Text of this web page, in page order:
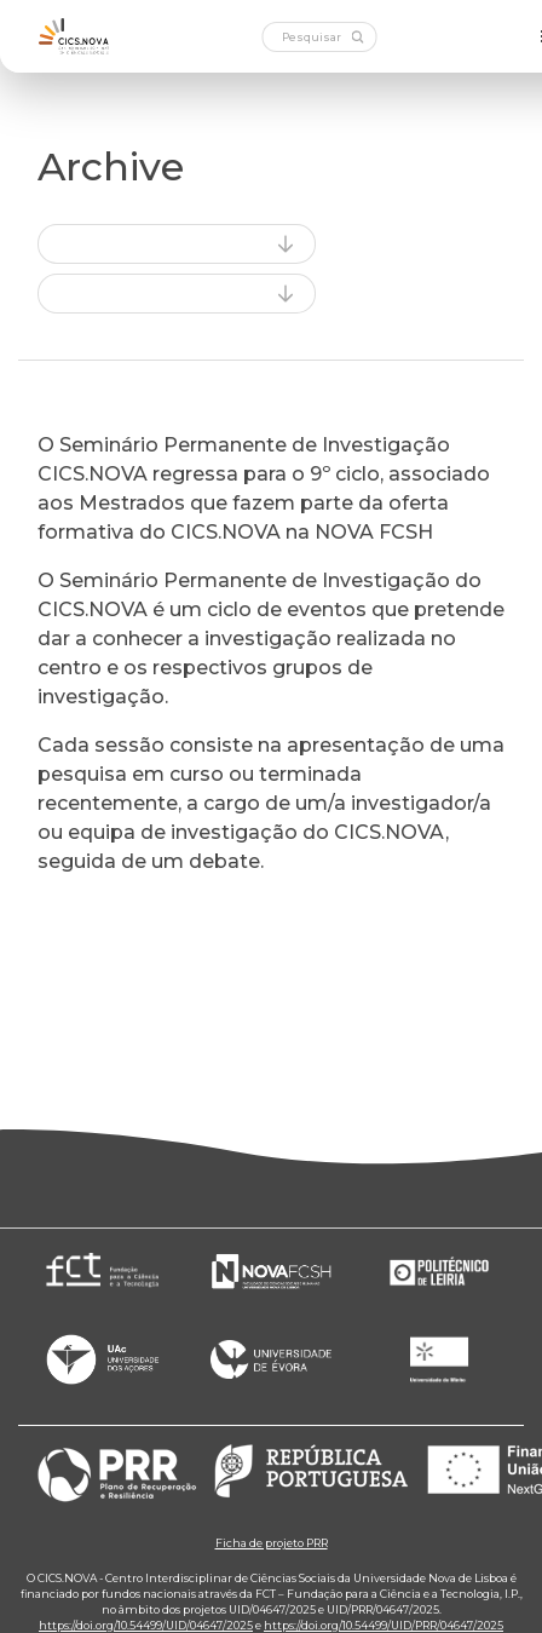
Archive
O Seminário Permanente de Investigação
CICS.NOVA regressa para o 9º ciclo, associado
aos Mestrados que fazem parte da oferta
formativa do CICS.NOVA na NOVA FCSH
O Seminário Permanente de Investigação do
CICS.NOVA é um ciclo de eventos que pretende
dar a conhecer a investigação realizada no
centro e os respectivos grupos de
investigação.
Cada sessão consiste na apresentação de uma
pesquisa em curso ou terminada
recentemente, a cargo de um/a investigador/a
ou equipa de investigação do CICS.NOVA,
seguida de um debate.
Ficha de projeto PRR
O CICS.NOVA - Centro Interdisciplinar de Ciências Sociais da Universidade Nova de Lisboa é
financiado por fundos nacionais através da FCT – Fundação para a Ciência e a Tecnologia, I.P.,
no âmbito dos projetos UID/04647/2025 e UID/PRR/04647/2025.
https://doi.org/10.54499/UID/04647/2025e https://doi.org/10.54499/UID/PRR/04647/2025